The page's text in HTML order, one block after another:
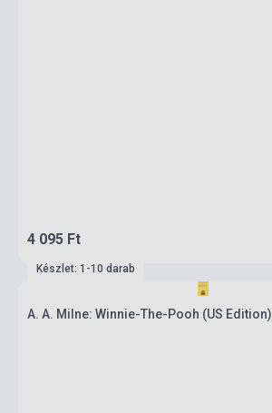
4 095 Ft
Készlet: 1-10 darab
A. A. Milne: Winnie-The-Pooh (US Edition)